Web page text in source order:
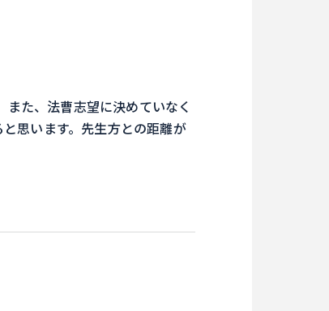
た、法曹志望に決めていなく
思います。先生方との距離が